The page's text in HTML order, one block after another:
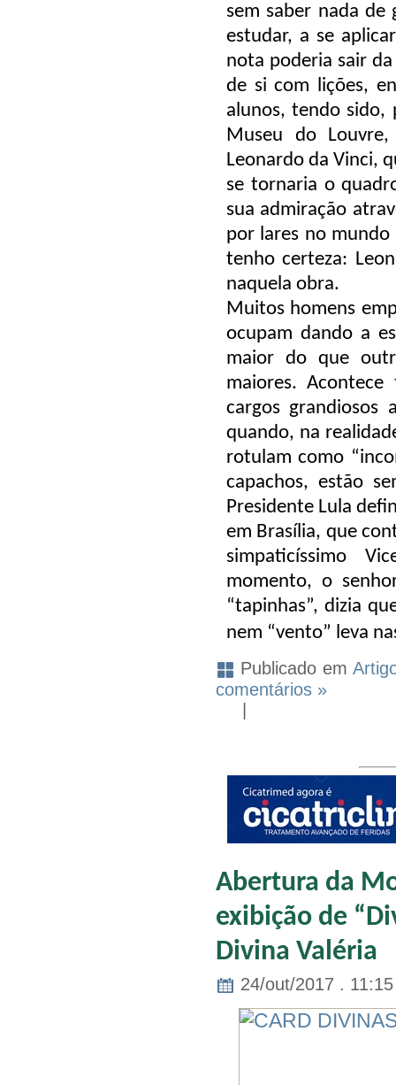
sem saber nada de
estudar, a se
nota poderia sair
de si com lições,
alunos, tendo sido,
Museu do
Leonardo da Vinci,
se tornaria o
sua admiração
por lares no mundo
tenho certeza:
naquela obra.
Muitos homens
ocupam dando a
maior do que
maiores.
cargos grandiosos
quando, na
rotulam como
capachos, estão
Presidente Lula
em Brasília, que
simpaticíssimo
momento, o
“tapinhas”, dizia
nem “vento” leva
Publicado em
comentários »
|
Abertura da
exibição de
Divina Valéria
24/out/2017 . 11:15